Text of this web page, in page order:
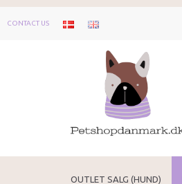
CONTACT US
OUTLET SALG (HUND)